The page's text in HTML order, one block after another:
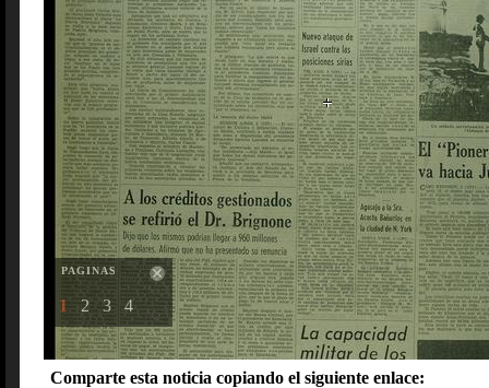
PAGINAS
1 2 3 4
Comparte esta noticia copiando el siguiente enlace: